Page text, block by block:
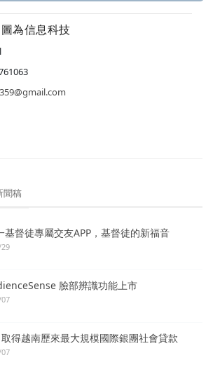
為信息科技
聞稿
基督徒專屬交友APP，基督徒的新福音
臉部辨識功能上市
得越南歷來最大規模國際銀團社會貸款